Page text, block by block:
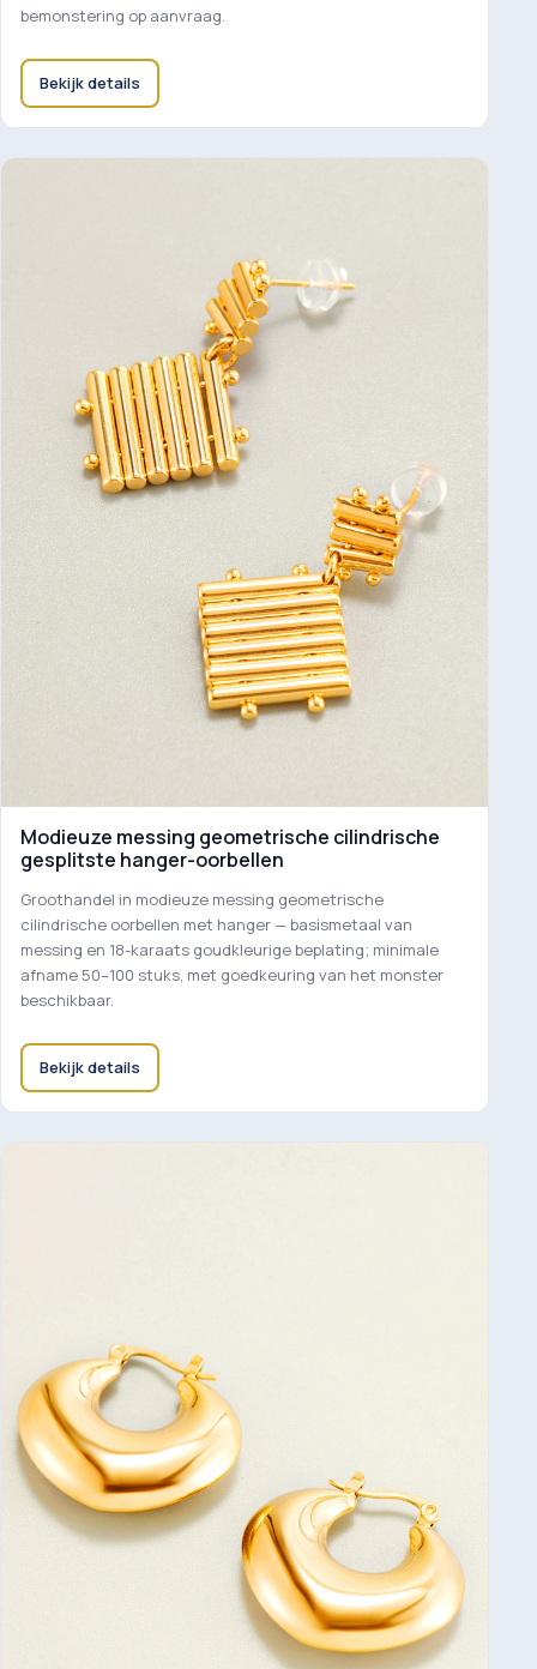
bemonstering op aanvraag.
Bekijk details
Modieuze messing geometrische cilindrische
gesplitste hanger-oorbellen
Groothandel in modieuze messing geometrische
cilindrische oorbellen met hanger — basismetaal van
messing en 18-karaats goudkleurige beplating; minimale
afname 50–100 stuks, met goedkeuring van het monster
beschikbaar.
Bekijk details